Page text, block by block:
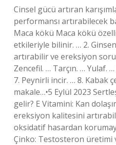
Cinsel gücü artıran
performansı artırabilecek
Maca kökü Maca kökü
etkileriyle bilinir. … 2.
artırabilir ve ereksiyon
Zencefil. … Tarçın. … Yulaf. …
7. Peynirli incir. … 8. Kabak
makale…•5 Eylül 2023
gelir? E Vitamini: Kan
ereksiyon kalitesini
oksidatif hasardan
Çinko: Testosteron üretimi